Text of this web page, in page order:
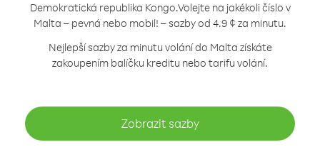
Demokratická republika Kongo.Volejte na jakékoli číslo v
Malta – pevná nebo mobil! – sazby od 4.9 ¢ za minutu.
Nejlepší sazby za minutu volání do Malta získáte
zakoupením balíčku kreditu nebo tarifu volání.
Zobrazit sazby